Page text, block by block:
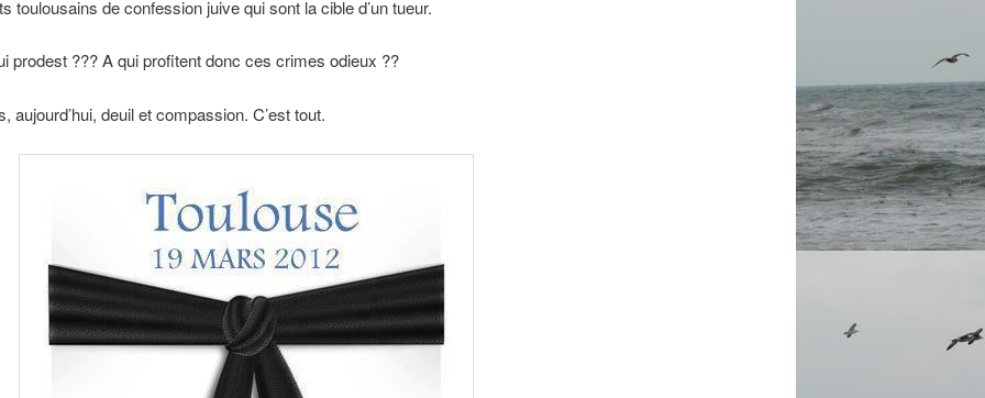
toulousains de confession juive qui sont la cible d’un tueur.
prodest ??? A qui profitent donc ces crimes odieux ??
aujourd’hui, deuil et compassion. C’est tout.